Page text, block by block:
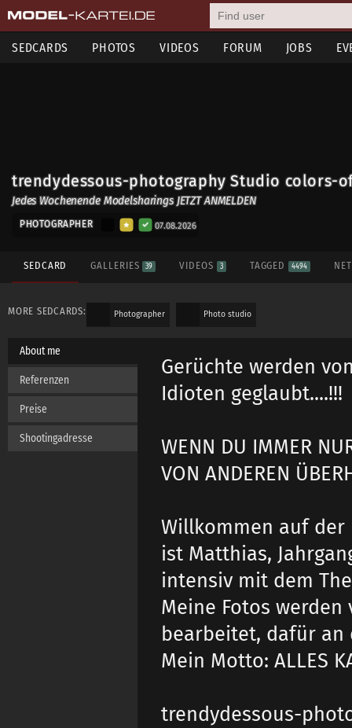
SEDCARDS PHOTOS VIDEOS FORUM JOBS
trendydessous-photography Studio colors-
Jedes Wochenende Modelsharings JETZT ANMELDEN
PHOTOGRAPHER 07.08.2026
SEDCARD GALLERIES 39 VIDEOS 3 TAGGED 4494
MORE SEDCARDS: Photographer Photo studio
About me
Referenzen
Preise
Shootingadresse
Gerüchte werden
Idioten geglaubt....!!!
WENN DU IMMER
VON ANDEREN
Willkommen auf der
ist Matthias,
intensiv mit dem
Meine Fotos
bearbeitet, dafür an
Mein Motto: ALLES
trendydessous-